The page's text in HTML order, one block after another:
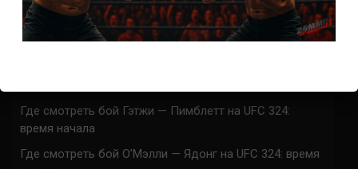
ACA 200 прямая трансляция
Марафон боев UFC 325 прямая трансляция
Где смотреть бой Гэтжи — Пимблетт на UFC 324:
время начала
Где смотреть бой О’Мэлли — Ядонг на UFC 324: время